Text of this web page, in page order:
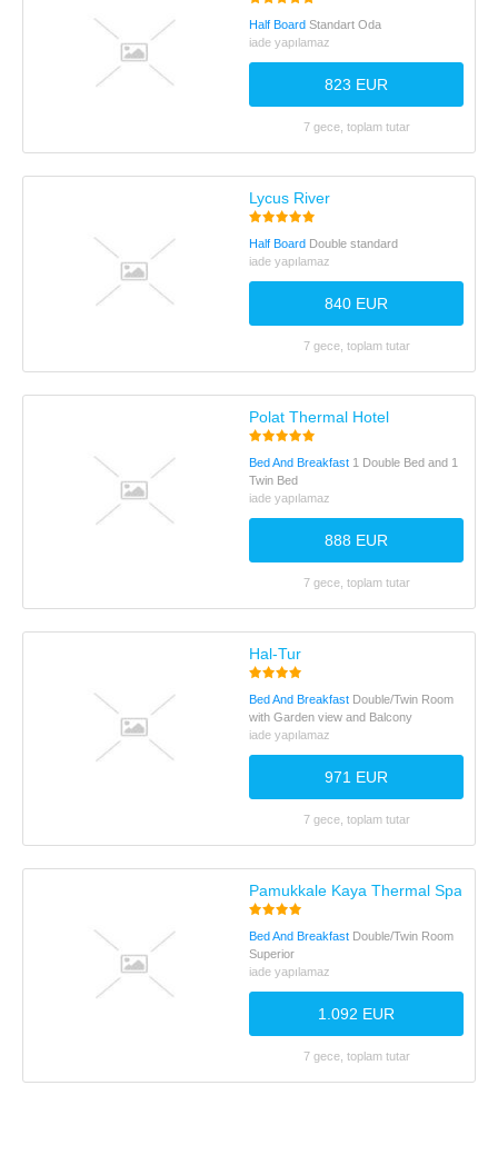
Half Board Standart Oda
iade yapılamaz
823 EUR
7 gece, toplam tutar
Lycus River
Half Board Double standard
iade yapılamaz
840 EUR
7 gece, toplam tutar
Polat Thermal Hotel
Bed And Breakfast 1 Double Bed and 1
Twin Bed
iade yapılamaz
888 EUR
7 gece, toplam tutar
Hal-Tur
Bed And Breakfast Double/Twin Room
with Garden view and Balcony
iade yapılamaz
971 EUR
7 gece, toplam tutar
Pamukkale Kaya Thermal Spa
Bed And Breakfast Double/Twin Room
Superior
iade yapılamaz
1.092 EUR
7 gece, toplam tutar